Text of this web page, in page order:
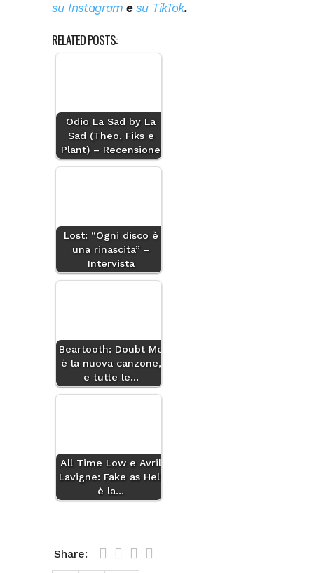
su Instagram esu TikTok.
RELATED POSTS:
Odio La Sad by La
Sad (Theo, Fiks e
Plant) – Recensione
Lost: “Ogni disco è
una rinascita” –
Intervista
Beartooth: Doubt Me
è la nuova canzone,
e tutte le…
All Time Low e Avril
Lavigne: Fake as Hell
è la…
Share: